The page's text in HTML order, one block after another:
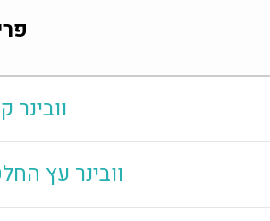
וובינר
וובינר עץ